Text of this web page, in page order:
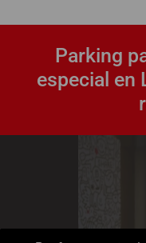
Parking
especial en